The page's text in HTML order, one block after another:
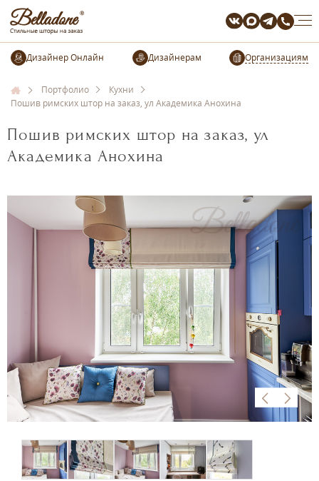
Организациям
Портфолио
Кухни
Пошив римских штор на заказ, ул Академика Анохина
Пошив римских штор на заказ, ул
Академика Анохина